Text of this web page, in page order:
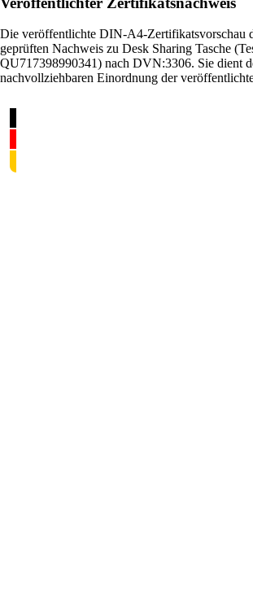
Die veröffentlichte DIN-A4-Zertifikatsvorschau
geprüften Nachweis zu Desk Sharing Tasche
QU717398990341) nach DVN:3306. Sie dient
nachvollziehbaren Einordnung der